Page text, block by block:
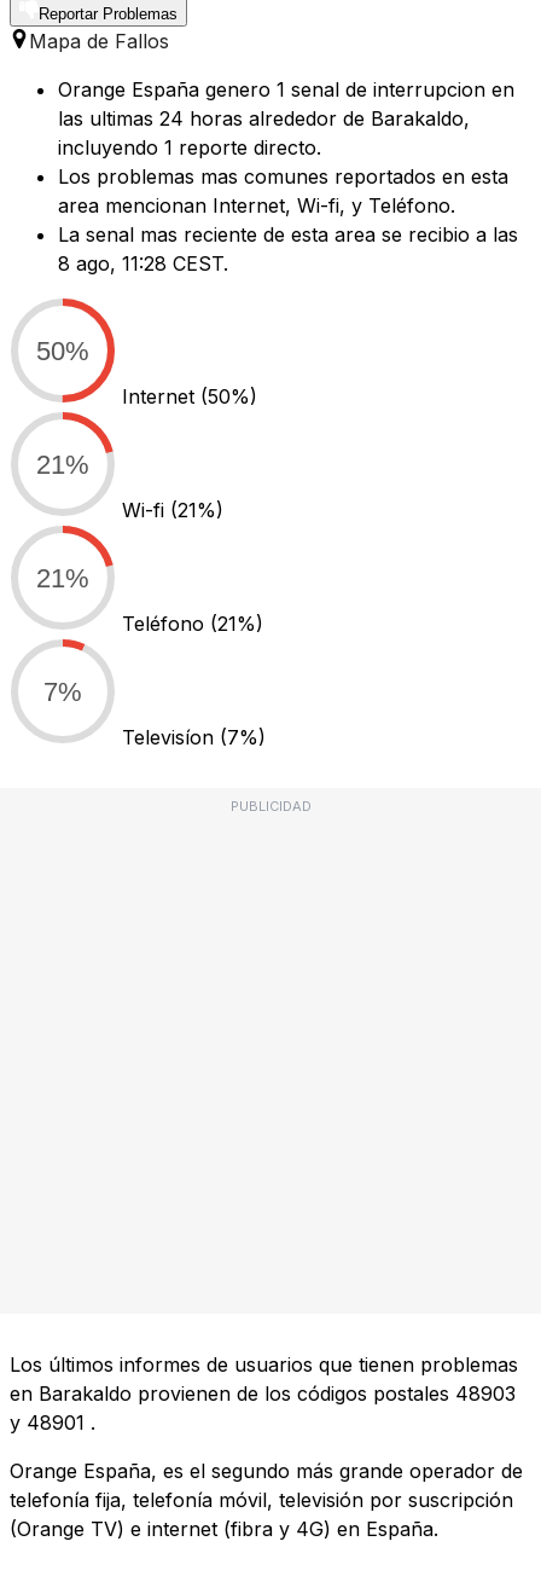
Reportar Problemas
Mapa de Fallos
Orange España genero 1 senal de interrupcion en
las ultimas 24 horas alrededor de Barakaldo,
incluyendo 1 reporte directo.
Los problemas mas comunes reportados en esta
area mencionan Internet, Wi-fi, y Teléfono.
La senal mas reciente de esta area se recibio a las
8 ago, 11:28 CEST.
50%
Internet (50%)
21%
Wi-fi (21%)
21%
Teléfono (21%)
7%
Televisíon (7%)
PUBLICIDAD
Los últimos informes de usuarios que tienen problemas
en Barakaldo provienen de los códigos postales 48903
y 48901 .
Orange España, es el segundo más grande operador de
telefonía fija, telefonía móvil, televisión por suscripción
(Orange TV) e internet (fibra y 4G) en España.